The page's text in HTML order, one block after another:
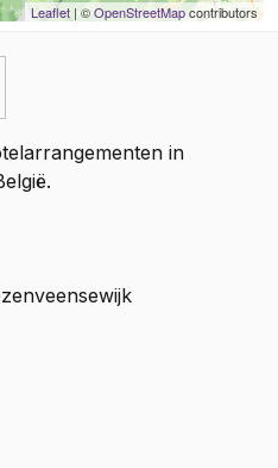
Leaflet | ©OpenStreetMapcontributors
in